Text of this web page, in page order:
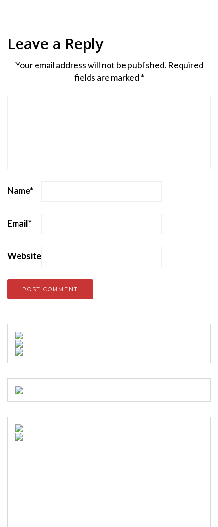
Leave a Reply
Your email address will not be published. Required
fields are marked *
Name*
Email*
Website